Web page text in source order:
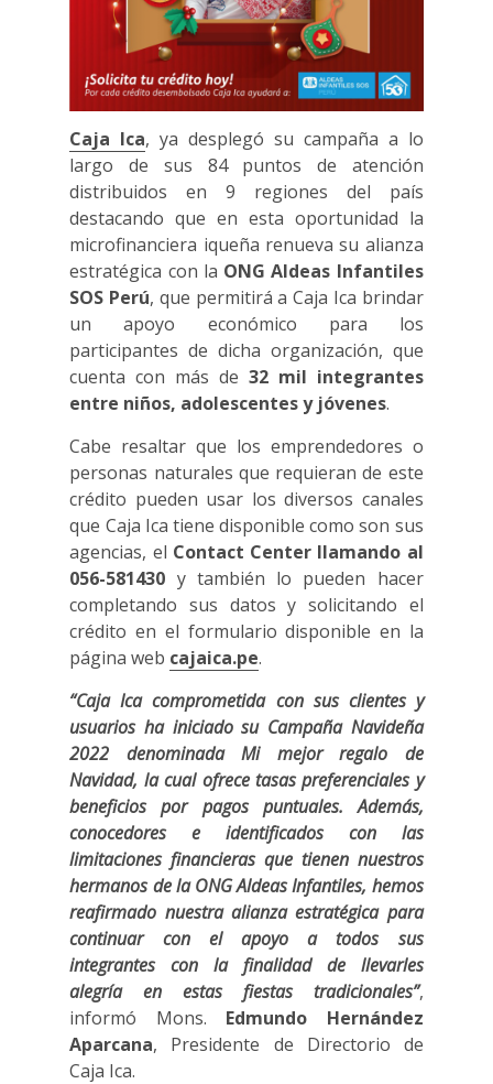
Caja Ica, ya desplegó su campaña a lo
largo de sus 84 puntos de atención
distribuidos en 9 regiones del país
destacando que en esta oportunidad la
microfinanciera iqueña renueva su alianza
estratégica con la ONG Aldeas Infantiles
SOS Perú, que permitirá a Caja Ica brindar
un apoyo económico para los
participantes de dicha organización, que
cuenta con más de 32 mil integrantes
entre niños, adolescentes y jóvenes.
Cabe resaltar que los emprendedores o
personas naturales que requieran de este
crédito pueden usar los diversos canales
que Caja Ica tiene disponible como son sus
agencias, el Contact Center llamando al
056-581430 y también lo pueden hacer
completando sus datos y solicitando el
crédito en el formulario disponible en la
página web cajaica.pe.
“Caja Ica comprometida con sus clientes y
usuarios ha iniciado su Campaña Navideña
2022 denominada Mi mejor regalo de
Navidad, la cual ofrece tasas preferenciales y
beneficios por pagos puntuales. Además,
conocedores e identificados con las
limitaciones financieras que tienen nuestros
hermanos de la ONG Aldeas Infantiles, hemos
reafirmado nuestra alianza estratégica para
continuar con el apoyo a todos sus
integrantes con la finalidad de llevarles
alegría en estas fiestas tradicionales”,
informó Mons. Edmundo Hernández
Aparcana, Presidente de Directorio de
Caja Ica.